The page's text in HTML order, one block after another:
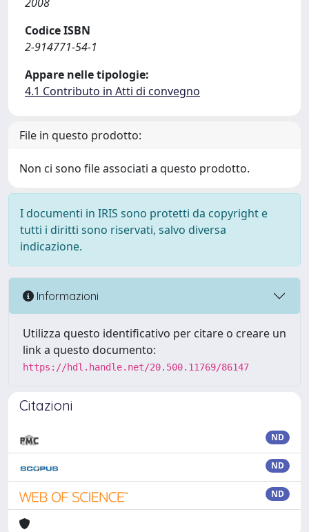
Codice ISBN
2-914771-54-1
Appare nelle tipologie:
4.1 Contributo in Atti di convegno
File in questo prodotto:
Non ci sono file associati a questo prodotto.
I documenti in IRIS sono protetti da copyright e
tutti i diritti sono riservati, salvo diversa
indicazione.
Informazioni
Utilizza questo identificativo per citare o creare un
link a questo documento:
https://hdl.handle.net/20.500.11769/86147
Citazioni
ND
ND
ND